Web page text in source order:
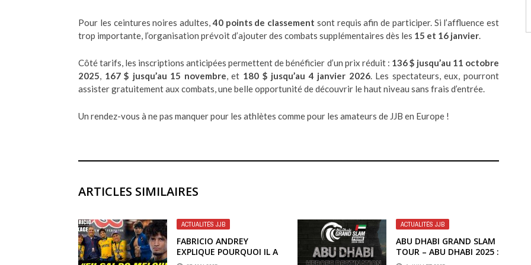
Pour les ceintures noires adultes,40 points de classement sont requis afin de participer. Si l’affluence est
trop importante, l’organisation prévoit d’ajouter des combats supplémentaires dès les 15 et 16 janvier.
Côté tarifs, les inscriptions anticipées permettent de bénéficier d’un prix réduit : 136 $ jusqu’au 11 octobre
2025, 167 $ jusqu’au 15 novembre, et 180 $ jusqu’au 4 janvier 2026. Les spectateurs, eux, pourront
assister gratuitement aux combats, une belle opportunité de découvrir le haut niveau sans frais d’entrée.
Un rendez-vous à ne pas manquer pour les athlètes comme pour les amateurs de JJB en Europe !
ARTICLES SIMILAIRES
ACTUALITÉS JJB
FABRICIO ANDREY
EXPLIQUE POURQUOI IL A
QUITTÉ MELQUI GALVAO
ACTUALITÉS JJB
ABU DHABI GRAND SLAM
TOUR – ABU DHABI 2025 :
RÉSULTATS COMPLETS